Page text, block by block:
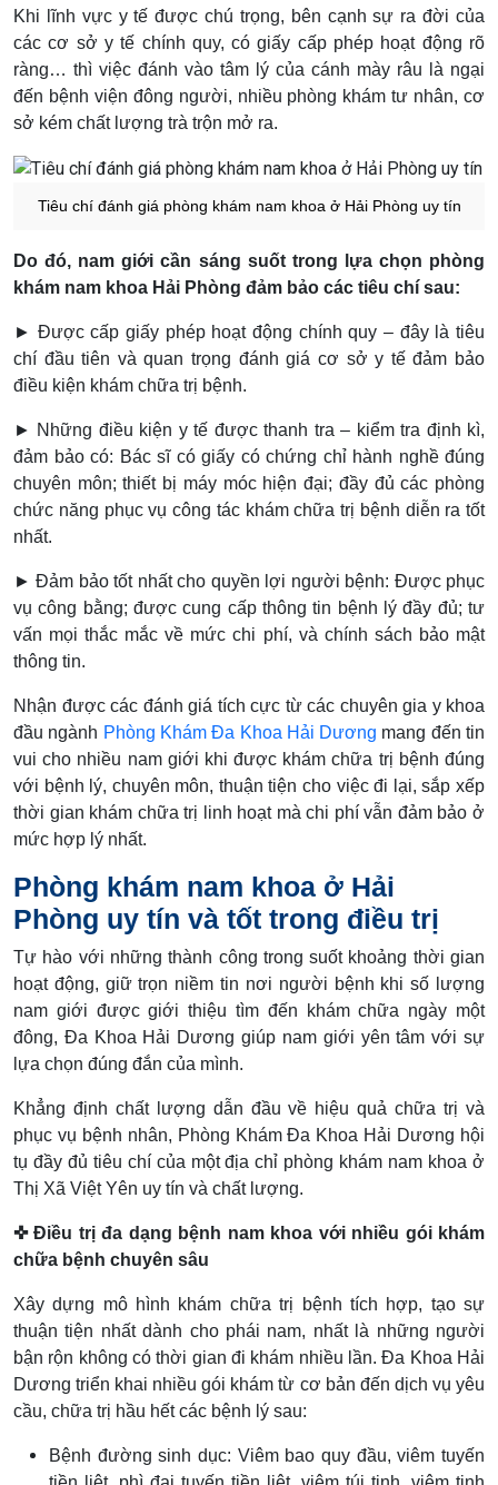
Khi lĩnh vực y tế được chú trọng, bên cạnh sự ra đời của
các cơ sở y tế chính quy, có giấy cấp phép hoạt động rõ
ràng… thì việc đánh vào tâm lý của cánh mày râu là ngại
đến bệnh viện đông người, nhiều phòng khám tư nhân, cơ
sở kém chất lượng trà trộn mở ra.
Tiêu chí đánh giá phòng khám nam khoa ở Hải Phòng uy tín
Do đó, nam giới cần sáng suốt trong lựa chọn phòng
khám nam khoa Hải Phòng đảm bảo các tiêu chí sau:
► Được cấp giấy phép hoạt động chính quy – đây là tiêu
chí đầu tiên và quan trọng đánh giá cơ sở y tế đảm bảo
điều kiện khám chữa trị bệnh.
► Những điều kiện y tế được thanh tra – kiểm tra định kì,
đảm bảo có: Bác sĩ có giấy có chứng chỉ hành nghề đúng
chuyên môn; thiết bị máy móc hiện đại; đầy đủ các phòng
chức năng phục vụ công tác khám chữa trị bệnh diễn ra tốt
nhất.
► Đảm bảo tốt nhất cho quyền lợi người bệnh: Được phục
vụ công bằng; được cung cấp thông tin bệnh lý đầy đủ; tư
vấn mọi thắc mắc về mức chi phí, và chính sách bảo mật
thông tin.
Nhận được các đánh giá tích cực từ các chuyên gia y khoa
đầu ngành Phòng Khám Đa Khoa Hải Dương mang đến tin
vui cho nhiều nam giới khi được khám chữa trị bệnh đúng
với bệnh lý, chuyên môn, thuận tiện cho việc đi lại, sắp xếp
thời gian khám chữa trị linh hoạt mà chi phí vẫn đảm bảo ở
mức hợp lý nhất.
Phòng khám nam khoa ở Hải
Phòng uy tín và tốt trong điều trị
Tự hào với những thành công trong suốt khoảng thời gian
hoạt động, giữ trọn niềm tin nơi người bệnh khi số lượng
nam giới được giới thiệu tìm đến khám chữa ngày một
đông, Đa Khoa Hải Dương giúp nam giới yên tâm với sự
lựa chọn đúng đắn của mình.
Khẳng định chất lượng dẫn đầu về hiệu quả chữa trị và
phục vụ bệnh nhân, Phòng Khám Đa Khoa Hải Dương hội
tụ đầy đủ tiêu chí của một địa chỉ phòng khám nam khoa ở
Thị Xã Việt Yên uy tín và chất lượng.
✜ Điều trị đa dạng bệnh nam khoa với nhiều gói khám
chữa bệnh chuyên sâu
Xây dựng mô hình khám chữa trị bệnh tích hợp, tạo sự
thuận tiện nhất dành cho phái nam, nhất là những người
bận rộn không có thời gian đi khám nhiều lần. Đa Khoa Hải
Dương triển khai nhiều gói khám từ cơ bản đến dịch vụ yêu
cầu, chữa trị hầu hết các bệnh lý sau:
Bệnh đường sinh dục: Viêm bao quy đầu, viêm tuyến